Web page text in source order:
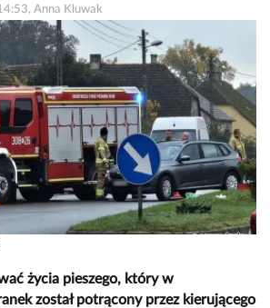
Anna Kluwak
życia pieszego, który w
został potrącony przez kierującego